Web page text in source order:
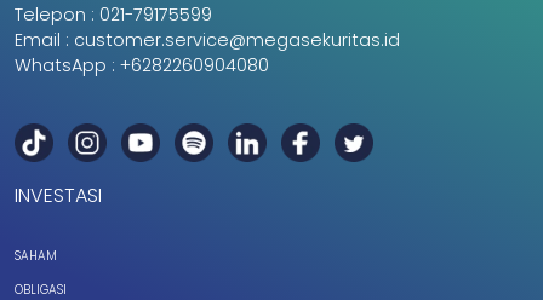
Telepon : 021-79175599
Email : customer.service@megasekuritas.id
WhatsApp : +6282260904080
INVESTASI
SAHAM
OBLIGASI